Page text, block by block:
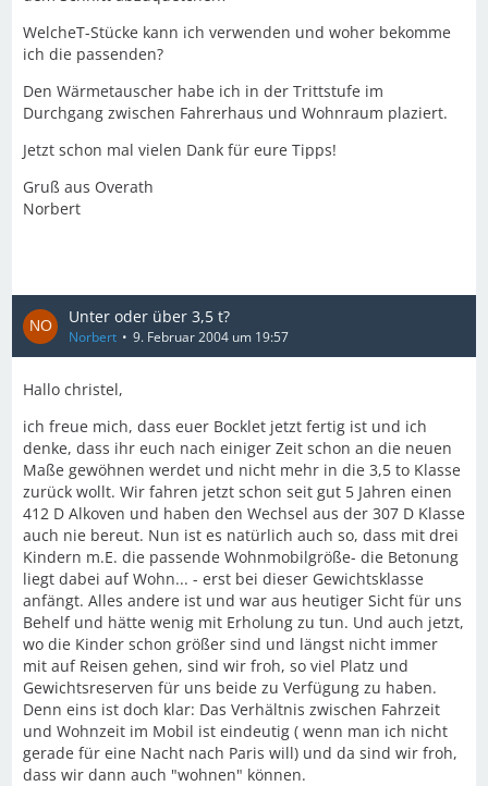
WelcheT-Stücke kann ich verwenden und woher bekomme
ich die passenden?
Den Wärmetauscher habe ich in der Trittstufe im
Durchgang zwischen Fahrerhaus und Wohnraum plaziert.
Jetzt schon mal vielen Dank für eure Tipps!
Gruß aus Overath
Norbert
Unter oder über 3,5 t?
Norbert 9. Februar 2004 um 19:57
Hallo christel,
ich freue mich, dass euer Bocklet jetzt fertig ist und ich
denke, dass ihr euch nach einiger Zeit schon an die neuen
Maße gewöhnen werdet und nicht mehr in die 3,5 to Klasse
zurück wollt. Wir fahren jetzt schon seit gut 5 Jahren einen
412 D Alkoven und haben den Wechsel aus der 307 D Klasse
auch nie bereut. Nun ist es natürlich auch so, dass mit drei
Kindern m.E. die passende Wohnmobilgröße- die Betonung
liegt dabei auf Wohn... - erst bei dieser Gewichtsklasse
anfängt. Alles andere ist und war aus heutiger Sicht für uns
Behelf und hätte wenig mit Erholung zu tun. Und auch jetzt,
wo die Kinder schon größer sind und längst nicht immer
mit auf Reisen gehen, sind wir froh, so viel Platz und
Gewichtsreserven für uns beide zu Verfügung zu haben.
Denn eins ist doch klar: Das Verhältnis zwischen Fahrzeit
und Wohnzeit im Mobil ist eindeutig ( wenn man ich nicht
gerade für eine Nacht nach Paris will) und da sind wir froh,
dass wir dann auch "wohnen" können.